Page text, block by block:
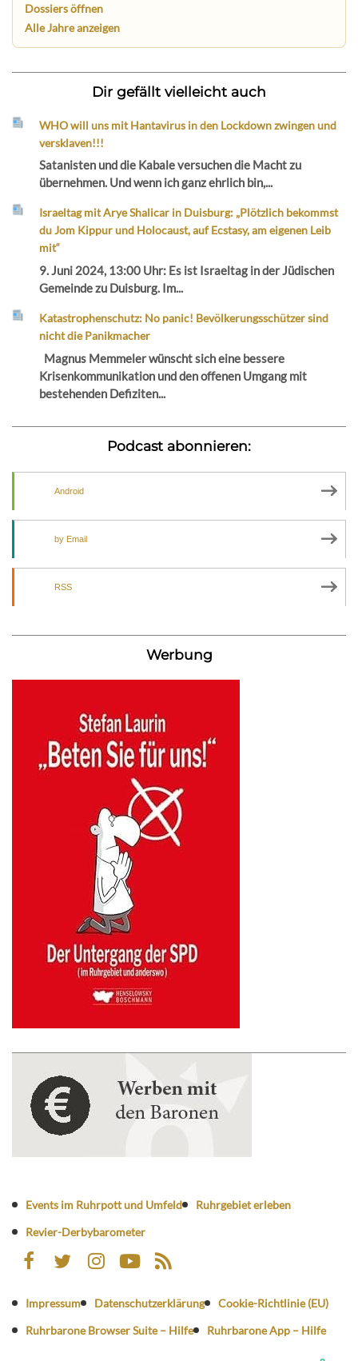
Dossiers öffnen
Alle Jahre anzeigen
Dir gefällt vielleicht auch
WHO will uns mit Hantavirus in den Lockdown zwingen und
versklaven!!!
Satanisten und die Kabale versuchen die Macht zu
übernehmen. Und wenn ich ganz ehrlich bin,...
Israeltag mit Arye Shalicar in Duisburg: „Plötzlich bekommst
du Jom Kippur und Holocaust, auf Ecstasy, am eigenen Leib
mit“
9. Juni 2024, 13:00 Uhr: Es ist Israeltag in der Jüdischen
Gemeinde zu Duisburg. Im...
Katastrophenschutz: No panic! Bevölkerungsschützer sind
nicht die Panikmacher
Magnus Memmeler wünscht sich eine bessere
Krisenkommunikation und den offenen Umgang mit
bestehenden Defiziten...
Podcast abonnieren:
Android
by Email
RSS
Werbung
Events im Ruhrpott und Umfeld
Ruhrgebiet erleben
Revier-Derbybarometer
Impressum Datenschutzerklärung
Cookie-Richtlinie (EU)
Ruhrbarone Browser Suite – Hilfe
Ruhrbarone App – Hilfe